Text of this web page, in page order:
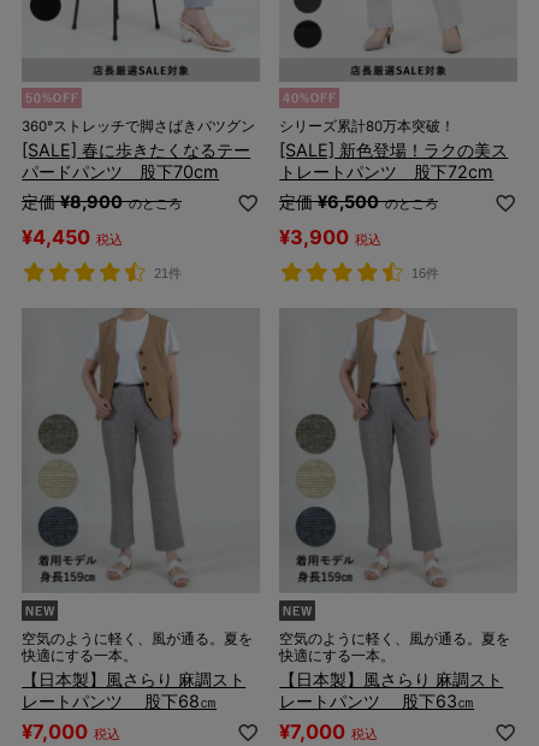
360°ストレッチで脚さばきバツグン
[SALE] 春に歩きたくなるテー
パードパンツ 股下70cm
定価 ¥8,900 のところ
¥4,450 税込
21件
シリーズ累計80万本突破！
[SALE] 新色登場！ラクの美ス
トレートパンツ 股下72cm
定価 ¥6,500 のところ
¥3,900 税込
16件
空気のように軽く、風が通る。夏を
快適にする一本。
【日本製】風さらり 麻調スト
レートパンツ 股下68㎝
¥7,000 税込
空気のように軽く、風が通る。夏を
快適にする一本。
【日本製】風さらり 麻調スト
レートパンツ 股下63㎝
¥7,000 税込